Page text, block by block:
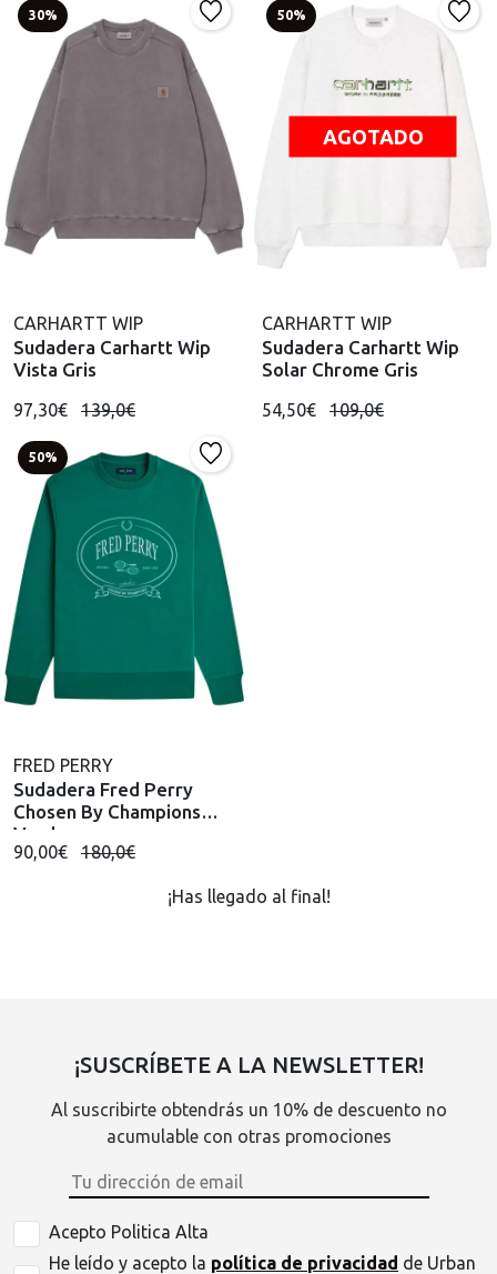
30%
CARHARTT WIP
Sudadera Carhartt Wip
Vista Gris
97,30€ 139,0€
50%
AGOTADO
CARHARTT WIP
Sudadera Carhartt Wip
Solar Chrome Gris
54,50€ 109,0€
50%
FRED PERRY
Sudadera Fred Perry
Chosen By Champions
Verde
90,00€ 180,0€
¡Has llegado al final!
¡SUSCRÍBETE A LA NEWSLETTER!
Al suscribirte obtendrás un 10% de descuento no
acumulable con otras promociones
Acepto Politica Alta
He leído y acepto la política de privacidad de Urban